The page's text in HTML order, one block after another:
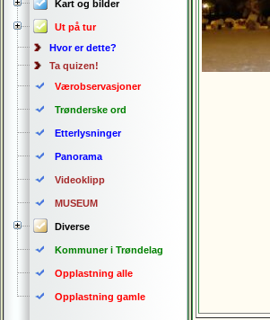
Kart og bilder
Ut på tur
Hvor er dette?
Ta quizen!
Værobservasjoner
Trønderske ord
Etterlysninger
Panorama
Videoklipp
MUSEUM
Diverse
Kommuner i Trøndelag
Opplastning alle
Opplastning gamle